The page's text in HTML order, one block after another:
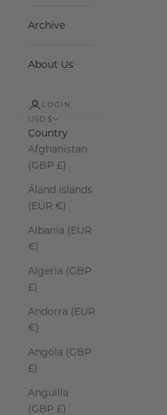
Archive
About Us
LOGIN
USD $
Country
Afghanistan
(GBP £)
Åland Islands
(EUR €)
Albania (EUR
€)
Algeria (GBP
£)
Andorra (EUR
€)
Angola (GBP
£)
Anguilla
(GBP £)